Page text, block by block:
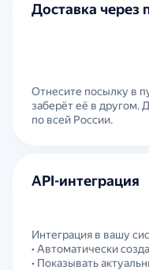
Доставка через
Отнесите посылку в
заберёт её в другом.
по всей России.
API-интеграция
Интеграция в вашу
• Автоматически
• Показывать